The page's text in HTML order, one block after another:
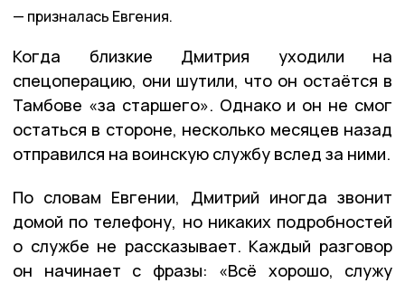
призналась Евгения.
Когда близкие Дмитрия уходили на
спецоперацию, они шутили, что он остаётся в
Тамбове «за старшего». Однако и он не смог
остаться в стороне, несколько месяцев назад
отправился на воинскую службу вслед за ними.
По словам Евгении, Дмитрий иногда звонит
домой по телефону, но никаких подробностей
о службе не рассказывает. Каждый разговор
он начинает с фразы: «Всё хорошо, служу